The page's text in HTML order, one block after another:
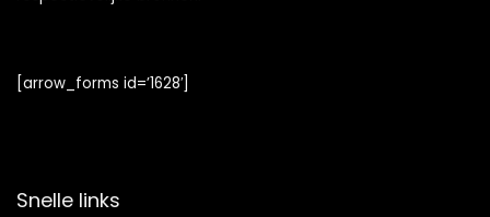
[arrow_forms id=’1628′]
Snelle links